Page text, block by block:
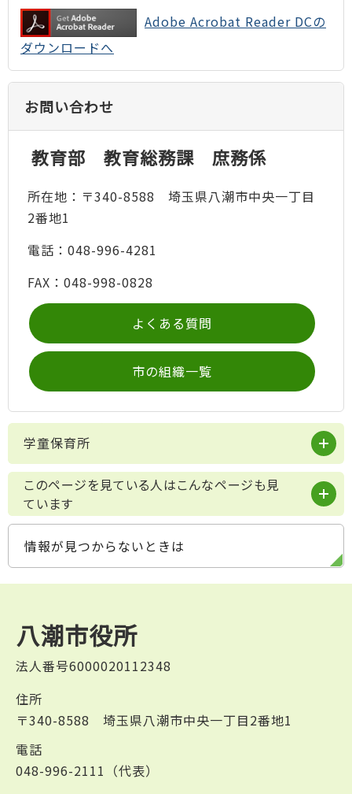
Adobe Acrobat Reader DCの
ダウンロードへ
お問い合わせ
教育部 教育総務課 庶務係
所在地：〒340-8588 埼玉県八潮市中央一丁目
2番地1
電話：048-996-4281
FAX：048-998-0828
よくある質問
市の組織一覧
学童保育所
このページを見ている人はこんなページも見
ています
情報が見つからないときは
八潮市役所
法人番号6000020112348
住所
〒340-8588 埼玉県八潮市中央一丁目2番地1
電話
048-996-2111（代表）